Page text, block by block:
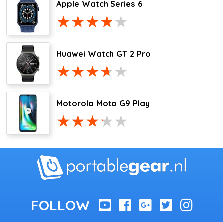
Apple Watch Series 6
Huawei Watch GT 2 Pro
Motorola Moto G9 Play